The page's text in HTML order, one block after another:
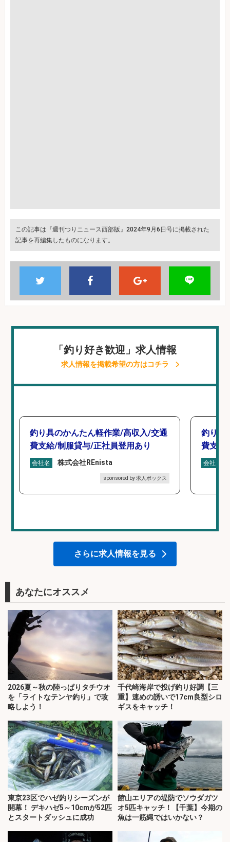
この記事は『週刊つりニュース西部版』2024年9月6日号に掲載された
記事を再編集したものになります。
「釣り好き歓迎」求人情報
求人情報を掲載希望の方はコチラ
釣り具のかんたん軽作業/高収入/交通
費支給/制服貸与/正社員登用あり
会社名 株式会社REnista
sponsored by 求人ボックス
釣り具
費支給
会社名
さらに求人情報を見る
あなたにオススメ
2026夏～秋の陸っぱりタチウオ
を「ライトなテンヤ釣り」で攻
略しよう！
千代崎海岸で投げ釣り好調【三
重】速めの誘いで17cm良型シロ
ギスをキャッチ！
東京23区でハゼ釣りシーズンが
開幕！ デキハゼ5～10cmが52匹
とスタートダッシュに成功
館山エリアの堤防でソウダガツ
オ5匹キャッチ！【千葉】今期の
魚は一筋縄ではいかない？